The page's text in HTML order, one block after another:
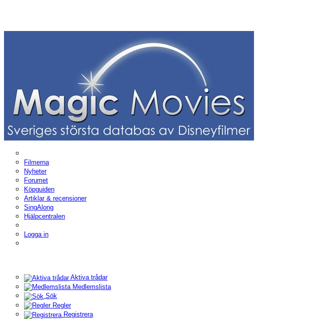
Filmerna
Nyheter
Forumet
Köpguiden
Artiklar & recensioner
SingAlong
Hjälpcentralen
Logga in
Aktiva trådar
Medlemslista
Sök
Regler
Registrera